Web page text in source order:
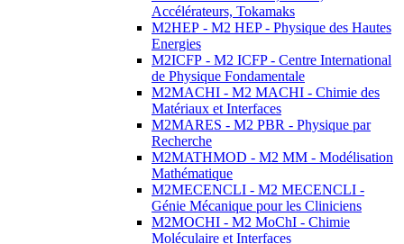
Accélérateurs, Tokamaks
M2HEP - M2 HEP - Physique des Hautes
Energies
M2ICFP - M2 ICFP - Centre International
de Physique Fondamentale
M2MACHI - M2 MACHI - Chimie des
Matériaux et Interfaces
M2MARES - M2 PBR - Physique par
Recherche
M2MATHMOD - M2 MM - Modélisation
Mathématique
M2MECENCLI - M2 MECENCLI -
Génie Mécanique pour les Cliniciens
M2MOCHI - M2 MoChI - Chimie
Moléculaire et Interfaces